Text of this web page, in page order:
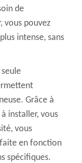
de
vous pouvez
intense, sans
Grâce à
installer, vous
vous
en fonction
spécifiques.